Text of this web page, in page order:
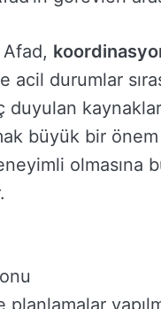
durumlar
duyulan
büyük bir
olmasına